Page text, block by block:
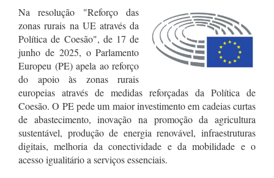
Na resolução "Reforço das
zonas rurais na UE através da
Política de Coesão", de 17 de
junho de 2025, o Parlamento
Europeu (PE) apela ao reforço
do apoio às zonas rurais
europeias através de medidas reforçadas da Política de
Coesão. O PE pede um maior investimento em cadeias curtas
de abastecimento, inovação na promoção da agricultura
sustentável, produção de energia renovável, infraestruturas
digitais, melhoria da conectividade e da mobilidade e o
acesso igualitário a serviços essenciais.